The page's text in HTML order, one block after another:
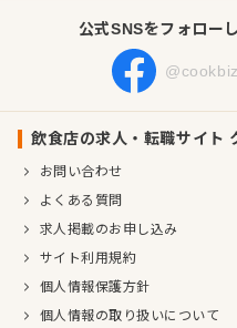
公式SNSをフォロー
@cookbiz
飲食店の求人・転職サイト
お問い合わせ
よくある質問
求人掲載のお申し込み
サイト利用規約
個人情報保護方針
個人情報の取り扱いについて